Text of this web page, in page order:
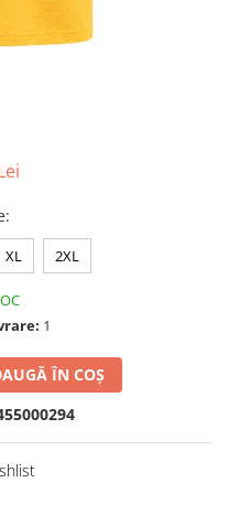
:
XL 2XL
1
ÎN COȘ